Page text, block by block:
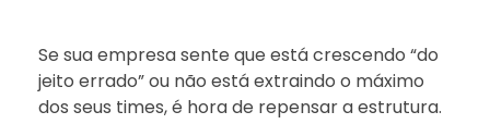
Se sua empresa sente que está crescendo “do
jeito errado” ou não está extraindo o máximo
dos seus times, é hora de repensar a estrutura.